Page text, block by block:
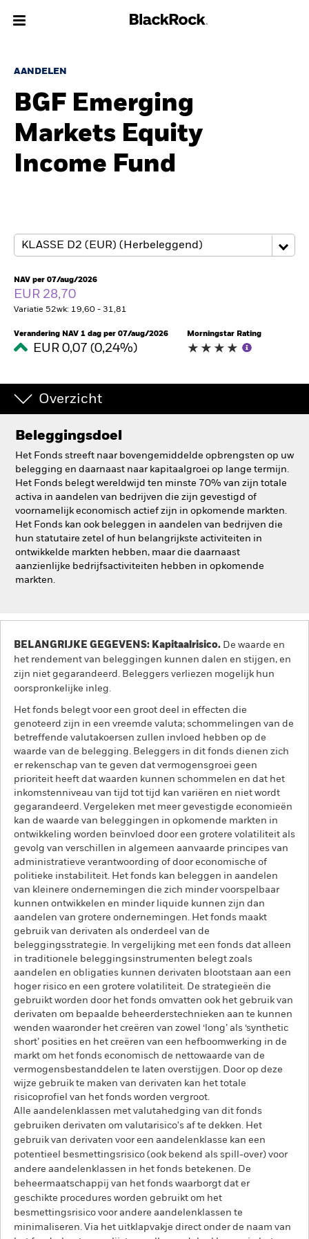
Over Ons
Producten
Thema's
Inzichten
Particulieren
Nederland
Change location
BlackRock
Aladdin
Ons bedrijf
AANDELEN
BGF Emerging
Markets Equity
Income Fund
NAV per 07/aug/2026
EUR 28,70
Variatie 52wk: 19,60 - 31,81
Verandering NAV 1 dag per 07/aug/2026
EUR 0,07 (0,24%)
Morningstar Rating
Overzicht
Beleggingsdoel
Het Fonds streeft naar bovengemiddelde opbrengsten op uw
belegging en daarnaast naar kapitaalgroei op lange termijn.
Het Fonds belegt wereldwijd ten minste 70% van zijn totale
activa in aandelen van bedrijven die zijn gevestigd of
voornamelijk economisch actief zijn in opkomende markten.
Het Fonds kan ook beleggen in aandelen van bedrijven die
hun statutaire zetel of hun belangrijkste activiteiten in
ontwikkelde markten hebben, maar die daarnaast
aanzienlijke bedrijfsactiviteiten hebben in opkomende
markten.
BELANGRIJKE GEGEVENS: Kapitaalrisico. De waarde en
het rendement van beleggingen kunnen dalen en stijgen, en
zijn niet gegarandeerd. Beleggers verliezen mogelijk hun
oorspronkelijke inleg.
Het fonds belegt voor een groot deel in effecten die
genoteerd zijn in een vreemde valuta; schommelingen van de
betreffende valutakoersen zullen invloed hebben op de
waarde van de belegging. Beleggers in dit fonds dienen zich
er rekenschap van te geven dat vermogensgroei geen
prioriteit heeft dat waarden kunnen schommelen en dat het
inkomstenniveau van tijd tot tijd kan variëren en niet wordt
gegarandeerd. Vergeleken met meer gevestigde economieën
kan de waarde van beleggingen in opkomende markten in
ontwikkeling worden beïnvloed door een grotere volatiliteit als
gevolg van verschillen in algemeen aanvaarde principes van
administratieve verantwoording of door economische of
politieke instabiliteit. Het fonds kan beleggen in aandelen
van kleinere ondernemingen die zich minder voorspelbaar
kunnen ontwikkelen en minder liquide kunnen zijn dan
aandelen van grotere ondernemingen. Het fonds maakt
gebruik van derivaten als onderdeel van de
beleggingsstrategie. In vergelijking met een fonds dat alleen
in traditionele beleggingsinstrumenten belegt zoals
aandelen en obligaties kunnen derivaten blootstaan aan een
hoger risico en een grotere volatiliteit. De strategieën die
gebruikt worden door het fonds omvatten ook het gebruik van
derivaten om bepaalde beheerderstechnieken aan te kunnen
wenden waaronder het creëren van zowel ‘long’ als ‘synthetic
short’ posities en het creëren van een hefboomwerking in de
markt om het fonds economisch de nettowaarde van de
vermogensbestanddelen te laten overstijgen. Door op deze
wijze gebruik te maken van derivaten kan het totale
risicoprofiel van het fonds worden vergroot.
Alle aandelenklassen met valutahedging van dit fonds
gebruiken derivaten om valutarisico's af te dekken. Het
gebruik van derivaten voor een aandelenklasse kan een
potentieel besmettingsrisico (ook bekend als spill-over) voor
andere aandelenklassen in het fonds betekenen. De
beheermaatschappij van het fonds waarborgt dat er
geschikte procedures worden gebruikt om het
besmettingsrisico voor andere aandelenklassen te
minimaliseren. Via het uitklapvakje direct onder de naam van